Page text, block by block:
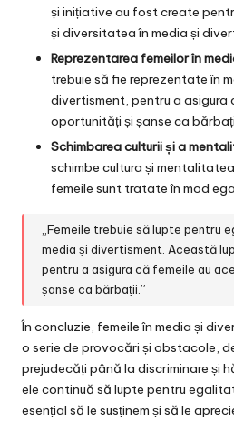
și inițiative au fost create
și diversitatea în media și
Reprezentarea femeilor în
trebuie să fie reprezentate în
divertisment, pentru a asigura
oportunități și șanse ca
Schimbarea culturii și a
schimbe cultura și
femeile sunt tratate în mod
„Femeile trebuie să lupte pentru
media și divertisment. Această
pentru a asigura că femeile au
șanse ca bărbații.”
În concluzie, femeile în media și
o serie de provocări și obstacole,
prejudecăți până la discriminare și
ele continuă să lupte pentru
esențial să le susținem și să le